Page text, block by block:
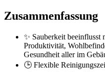
Zusammenfassung
✨ Sauberkeit beeinflusst
Produktivität,
Gesundheit aller im
🕒 Flexible